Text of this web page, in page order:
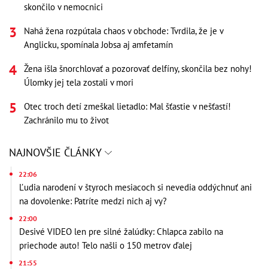
skončilo v nemocnici
Nahá žena rozpútala chaos v obchode: Tvrdila, že je v
Anglicku, spomínala Jobsa aj amfetamín
Žena išla šnorchlovať a pozorovať delfíny, skončila bez nohy!
Úlomky jej tela zostali v mori
Otec troch detí zmeškal lietadlo: Mal šťastie v nešťastí!
Zachránilo mu to život
NAJNOVŠIE ČLÁNKY
22:06
Ľudia narodení v štyroch mesiacoch si nevedia oddýchnuť ani
na dovolenke: Patríte medzi nich aj vy?
22:00
Desivé VIDEO len pre silné žalúdky: Chlapca zabilo na
priechode auto! Telo našli o 150 metrov ďalej
21:55